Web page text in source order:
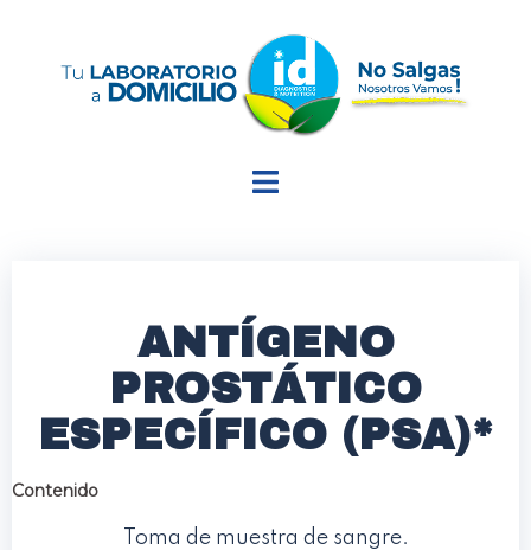
ANTÍGENO
PROSTÁTICO
ESPECÍFICO (PSA)*
Contenido
Toma de muestra de sangre.